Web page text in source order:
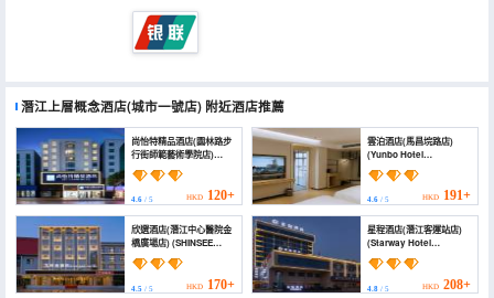
潛江上層概念酒店(城市一號店) 附近酒店推薦
尚怡特精品酒店(園林路步
行街師範藝術學院店)
(Shangyite Boutique
Hotel (Garden Road
Pedestrian Street Art
College Branch ))
4.6 / 5 HKD 120+
雲泊酒店(馬昌垸路店)
(Yunbo Hotel
(Machangyuan Road))
4.6/ 5 HKD 191+
欣選酒店(潛江中心醫院金
橋廣場店) (SHINSEE
HOTEL)
4.5 / 5 HKD 170+
星程酒店(潛江客運站店)
(Starway Hotel
(Qianjiang Bus Station))
4.8/ 5 HKD 208+